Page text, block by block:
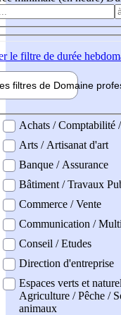
le filtre de durée
filtres de Domaine pro
professionel
Achats / Comptabilité
Arts / Artisanat d'art
Banque / Assurance
Bâtiment / Travaux
Commerce / Vente
Communication /
Conseil / Etudes
Direction d'entreprise
Espaces verts et
Agriculture / Pêche /
animaux